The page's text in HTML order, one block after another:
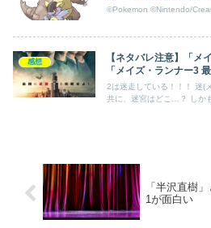
©Pokemon ©Nintendo/
感想
【ネタバレ注意】「メ
「メイズ・ランナー3
2は迷走している！！！ 迷(
共に、迷宮はどこ…？ しか
「半沢直樹
1が面白い